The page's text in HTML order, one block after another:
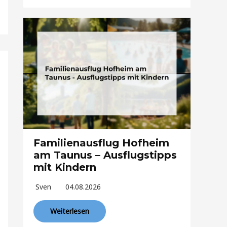
Familienausflug Hofheim
am Taunus – Ausflugstipps
mit Kindern
Sven 04.08.2026
Weiterlesen